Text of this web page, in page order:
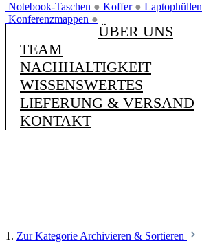
Notebook-Taschen ● Koffer ● Laptophüllen
Konferenzmappen ●
ÜBER UNS
TEAM
NACHHALTIGKEIT
WISSENSWERTES
LIEFERUNG & VERSAND
KONTAKT
1. Zur Kategorie Archivieren & Sortieren